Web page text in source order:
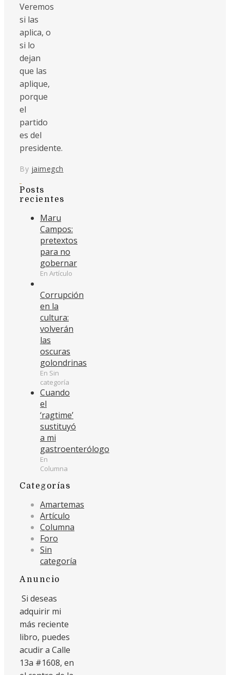
Veremos
si las
aplica, o
si lo
dejan
que las
aplique,
porque
el
partido
es del
presidente.
By jaimegch
Posts
recientes
Maru
Campos:
pretextos
para no
gobernar
En Artículo
Corrupción
en la
cultura:
volverán
las
oscuras
golondrinas
En Sin
categoría
Cuando
el
‘ragtime’
sustituyó
a mi
gastroenterólogo
En
Columna
Categorías
Amartemas
Artículo
Columna
Foro
Sin
categoría
Anuncio
Si deseas
adquirir mi
más reciente
libro, puedes
acudir a Calle
13a #1608, en